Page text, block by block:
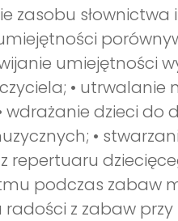
zasobu
umiejętności
•
wdrażanie dzieci
•
repertuaru
podczas zabaw
z zabaw